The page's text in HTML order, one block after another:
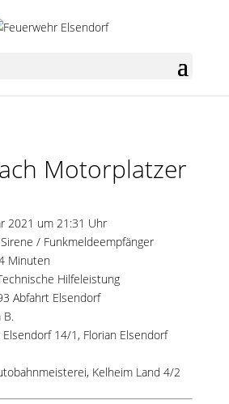
Motorplatzer
2021 um 21:31 Uhr
/ Funkmeldeempfänger
Minuten
Hilfeleistung
Abfahrt Elsendorf
B.
Elsendorf 14/1 , Florian Elsendorf
Kelheim Land 4/2